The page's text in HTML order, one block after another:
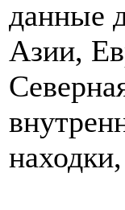
данные
Азии,